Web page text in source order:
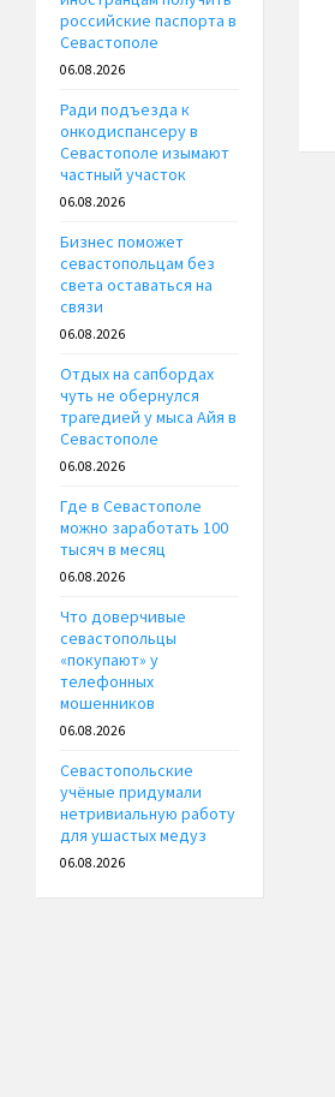
российские паспорта в
Севастополе
06.08.2026
Ради подъезда к
онкодиспансеру в
Севастополе изымают
частный участок
06.08.2026
Бизнес поможет
севастопольцам без
света оставаться на
связи
06.08.2026
Отдых на сапбордах
чуть не обернулся
трагедией у мыса Айя в
Севастополе
06.08.2026
Где в Севастополе
можно заработать 100
тысяч в месяц
06.08.2026
Что доверчивые
севастопольцы
«покупают» у
телефонных
мошенников
06.08.2026
Севастопольские
учёные придумали
нетривиальную работу
для ушастых медуз
06.08.2026